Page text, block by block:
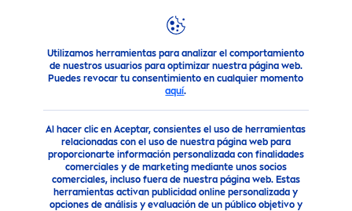
Utilizamos herramientas para analizar el comportamiento
de nuestros usuarios para optimizar nuestra página web.
Puedes revocar tu consentimiento en cualquier momento
aquí.
Al hacer clic en Aceptar, consientes el uso de herramientas
relacionadas con el uso de nuestra página web para
proporcionarte información personalizada con finalidades
comerciales y de marketing mediante unos socios
comerciales, incluso fuera de nuestra página web. Estas
herramientas activan publicidad online personalizada y
opciones de análisis y evaluación de un público objetivo y
Nuestros Productos Cuidado Corporal Línea de
(115)
ANTITRANSPIRANTE TONO
NATURALCLASSIC TOUCH
(50ML)